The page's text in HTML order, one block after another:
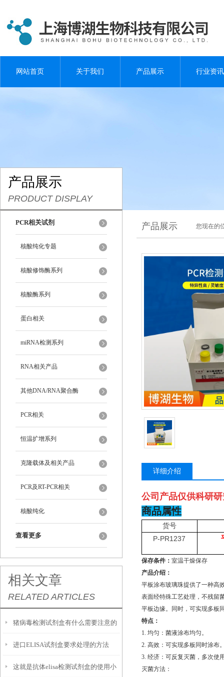
网站首页 关于我们 产品展示 行业资讯
产品展示
PRODUCT DISPLAY
PCR相关试剂
核酸纯化专题
核酸修饰酶系列
核酸酶系列
蛋白相关
miRNA检测系列
RNA相关产品
其他DNA/RNA聚合酶
PCR相关
恒温扩增系列
克隆载体及相关产品
PCR及RT-PCR相关
核酸纯化
查看更多
相关文章
RELATED ARTICLES
猪病毒检测试剂盒有什么需要注意的
地方呢？
进口ELISA试剂盒要求处理的方法
这就是抗体elisa检测试剂盒的使用小
产品展示 您现在的
详细介绍
公司产品仅供科研
商品属性
货号
P-PR1237
保存条件： 室温干燥保存
产品介绍：
平板涂布玻璃珠提供了一种高
表面经特殊工艺处理，不残留
平板边缘。同时，可实现多板
特点：
1. 均匀：菌液涂布均匀。
2. 高效：可实现多板同时涂布
3. 经济：可反复灭菌，多次使
灭菌方法：